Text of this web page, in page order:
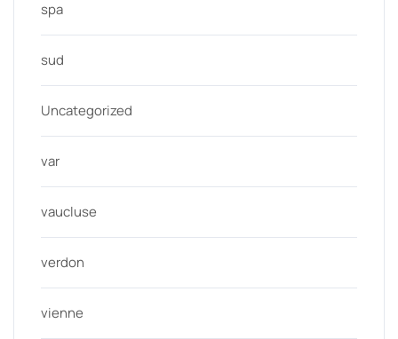
spa
sud
Uncategorized
var
vaucluse
verdon
vienne